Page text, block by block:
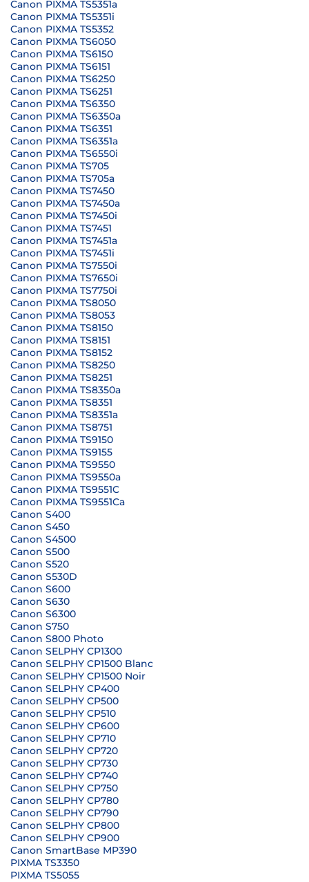
Canon PIXMA TS5351a
Canon PIXMA TS5351i
Canon PIXMA TS5352
Canon PIXMA TS6050
Canon PIXMA TS6150
Canon PIXMA TS6151
Canon PIXMA TS6250
Canon PIXMA TS6251
Canon PIXMA TS6350
Canon PIXMA TS6350a
Canon PIXMA TS6351
Canon PIXMA TS6351a
Canon PIXMA TS6550i
Canon PIXMA TS705
Canon PIXMA TS705a
Canon PIXMA TS7450
Canon PIXMA TS7450a
Canon PIXMA TS7450i
Canon PIXMA TS7451
Canon PIXMA TS7451a
Canon PIXMA TS7451i
Canon PIXMA TS7550i
Canon PIXMA TS7650i
Canon PIXMA TS7750i
Canon PIXMA TS8050
Canon PIXMA TS8053
Canon PIXMA TS8150
Canon PIXMA TS8151
Canon PIXMA TS8152
Canon PIXMA TS8250
Canon PIXMA TS8251
Canon PIXMA TS8350a
Canon PIXMA TS8351
Canon PIXMA TS8351a
Canon PIXMA TS8751
Canon PIXMA TS9150
Canon PIXMA TS9155
Canon PIXMA TS9550
Canon PIXMA TS9550a
Canon PIXMA TS9551C
Canon PIXMA TS9551Ca
Canon S400
Canon S450
Canon S4500
Canon S500
Canon S520
Canon S530D
Canon S600
Canon S630
Canon S6300
Canon S750
Canon S800 Photo
Canon SELPHY CP1300
Canon SELPHY CP1500 Blanc
Canon SELPHY CP1500 Noir
Canon SELPHY CP400
Canon SELPHY CP500
Canon SELPHY CP510
Canon SELPHY CP600
Canon SELPHY CP710
Canon SELPHY CP720
Canon SELPHY CP730
Canon SELPHY CP740
Canon SELPHY CP750
Canon SELPHY CP780
Canon SELPHY CP790
Canon SELPHY CP800
Canon SELPHY CP900
Canon SmartBase MP390
PIXMA TS3350
PIXMA TS5055